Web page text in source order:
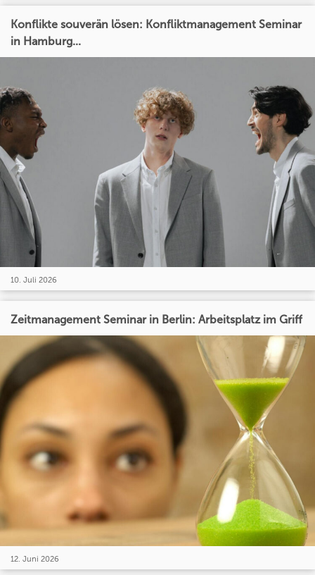
Konflikte souverän lösen: Konfliktmanagement Seminar
in Hamburg...
10. Juli 2026
Zeitmanagement Seminar in Berlin: Arbeitsplatz im Griff
12. Juni 2026